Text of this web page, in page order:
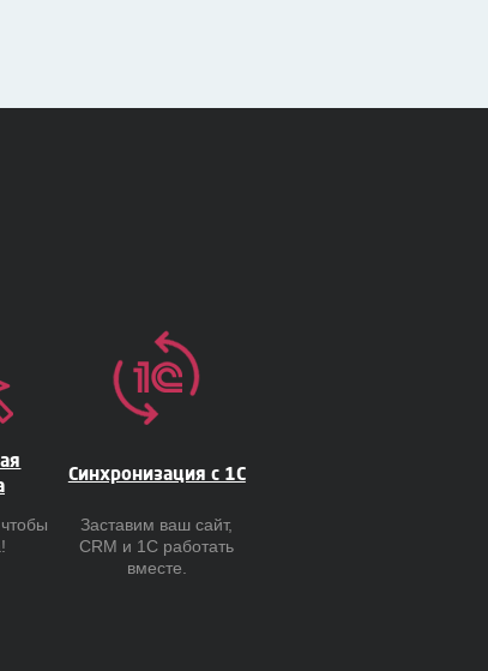
Синхронизация с 1С
Заставим ваш сайт,
CRM и 1С работать
вместе.